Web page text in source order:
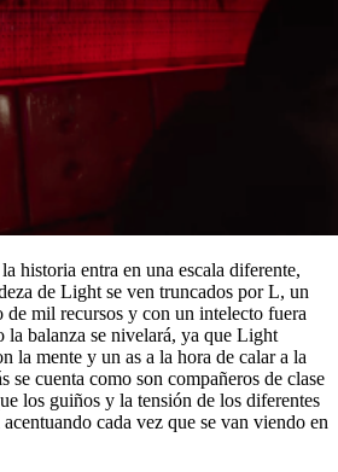
historia entra en una escala diferente,
de Light se ven truncados por L, un
mil recursos y con un intelecto fuera
la balanza se nivelará, ya que Light
la mente y un as a la hora de calar a la
se cuenta como son compañeros de clase
los guiños y la tensión de los diferentes
cada vez que se van viendo en